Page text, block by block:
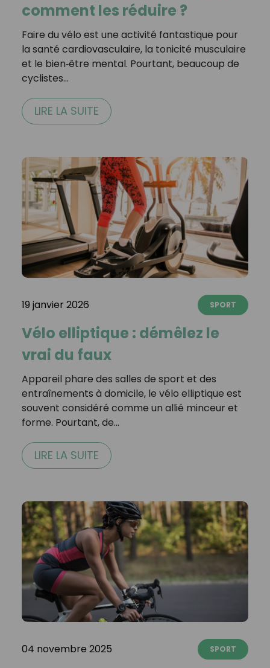
comment les réduire ?
Faire du vélo est une activité fantastique pour
la santé cardiovasculaire, la tonicité musculaire
et le bien‑être mental. Pourtant, beaucoup de
cyclistes…
LIRE LA SUITE
19 janvier 2026 SPORT
Vélo elliptique : démêlez le
vrai du faux
Appareil phare des salles de sport et des
entraînements à domicile, le vélo elliptique est
souvent considéré comme un allié minceur et
forme. Pourtant, de…
LIRE LA SUITE
04 novembre 2025 SPORT